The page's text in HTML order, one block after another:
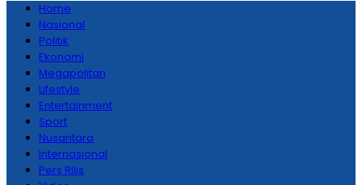
Home
Nasional
Politik
Ekonomi
Megapolitan
Lifestyle
Entertainment
Sport
Nusantara
Internasional
Pers Rilis